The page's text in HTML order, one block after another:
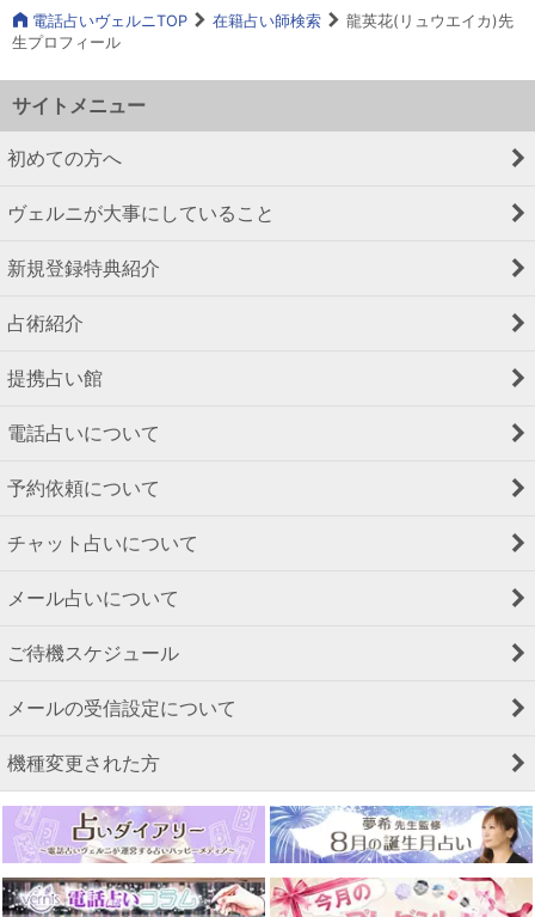
電話占いヴェルニTOP 在籍占い師検索
龍英花(リュウエイカ)先
生プロフィール
サイトメニュー
初めての方へ
ヴェルニが大事にしていること
新規登録特典紹介
占術紹介
提携占い館
電話占いについて
予約依頼について
チャット占いについて
メール占いについて
ご待機スケジュール
メールの受信設定について
機種変更された方